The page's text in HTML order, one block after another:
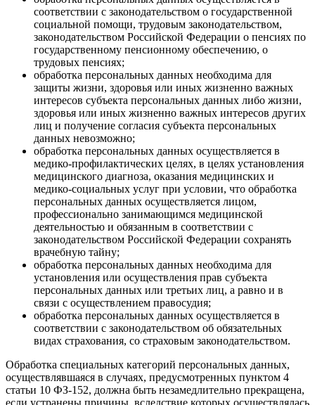
соответствии с законодательством о государственной
социальной помощи, трудовым законодательством,
законодательством Российской Федерации о пенсиях по
государственному пенсионному обеспечению, о
трудовых пенсиях;
обработка персональных данных необходима для
защиты жизни, здоровья или иных жизненно важных
интересов субъекта персональных данных либо жизни,
здоровья или иных жизненно важных интересов других
лиц и получение согласия субъекта персональных
данных невозможно;
обработка персональных данных осуществляется в
медико-профилактических целях, в целях установления
медицинского диагноза, оказания медицинских и
медико-социальных услуг при условии, что обработка
персональных данных осуществляется лицом,
профессионально занимающимся медицинской
деятельностью и обязанным в соответствии с
законодательством Российской Федерации сохранять
врачебную тайну;
обработка персональных данных необходима для
установления или осуществления прав субъекта
персональных данных или третьих лиц, а равно и в
связи с осуществлением правосудия;
обработка персональных данных осуществляется в
соответствии с законодательством об обязательных
видах страхования, со страховым законодательством.
Обработка специальных категорий персональных данных,
осуществлявшаяся в случаях, предусмотренных пунктом 4
статьи 10 ФЗ-152, должна быть незамедлительно прекращена,